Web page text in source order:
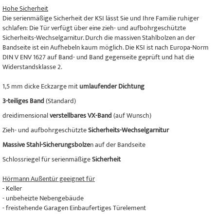
Hohe Sicherheit
Die serienmäßige Sicherheit der KSI lässt Sie und Ihre Familie ruhiger
schlafen: Die Tür verfügt über eine zieh- und aufbohrgeschützte
Sicherheits-Wechselgarnitur. Durch die massiven Stahlbolzen an der
Bandseite ist ein Aufhebeln kaum möglich. Die KSI ist nach Europa-Norm
DIN V ENV 1627 auf Band- und Band gegenseite geprüft und hat die
Widerstandsklasse 2.
1,5 mm dicke Eckzarge mitumlaufender Dichtung
3-teiliges Band(Standard)
dreidimensionalverstellbares VX-Band(auf Wunsch)
Zieh- und aufbohrgeschützteSicherheits-Wechselgarnitur
Massive Stahl-Sicherungsbolzen auf der Bandseite
Schlossriegel für serienmäßigeSicherheit
Hörmann Außentür geeignet für
- Keller
- unbeheizte Nebengebäude
- freistehende Garagen Einbaufertiges Türelement